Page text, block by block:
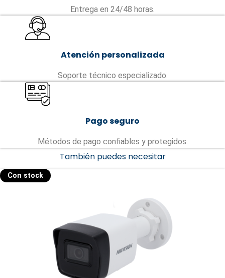
Entrega en 24/48 horas.
Atención personalizada
Soporte técnico especializado.
Pago seguro
Métodos de pago confiables y protegidos.
También puedes necesitar
Con stock